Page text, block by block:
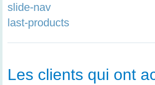
slide-nav
last-products
Les clients qui ont